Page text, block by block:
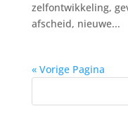
zelfontwikkeling,
afscheid, nieuwe...
« Vorige Pagina